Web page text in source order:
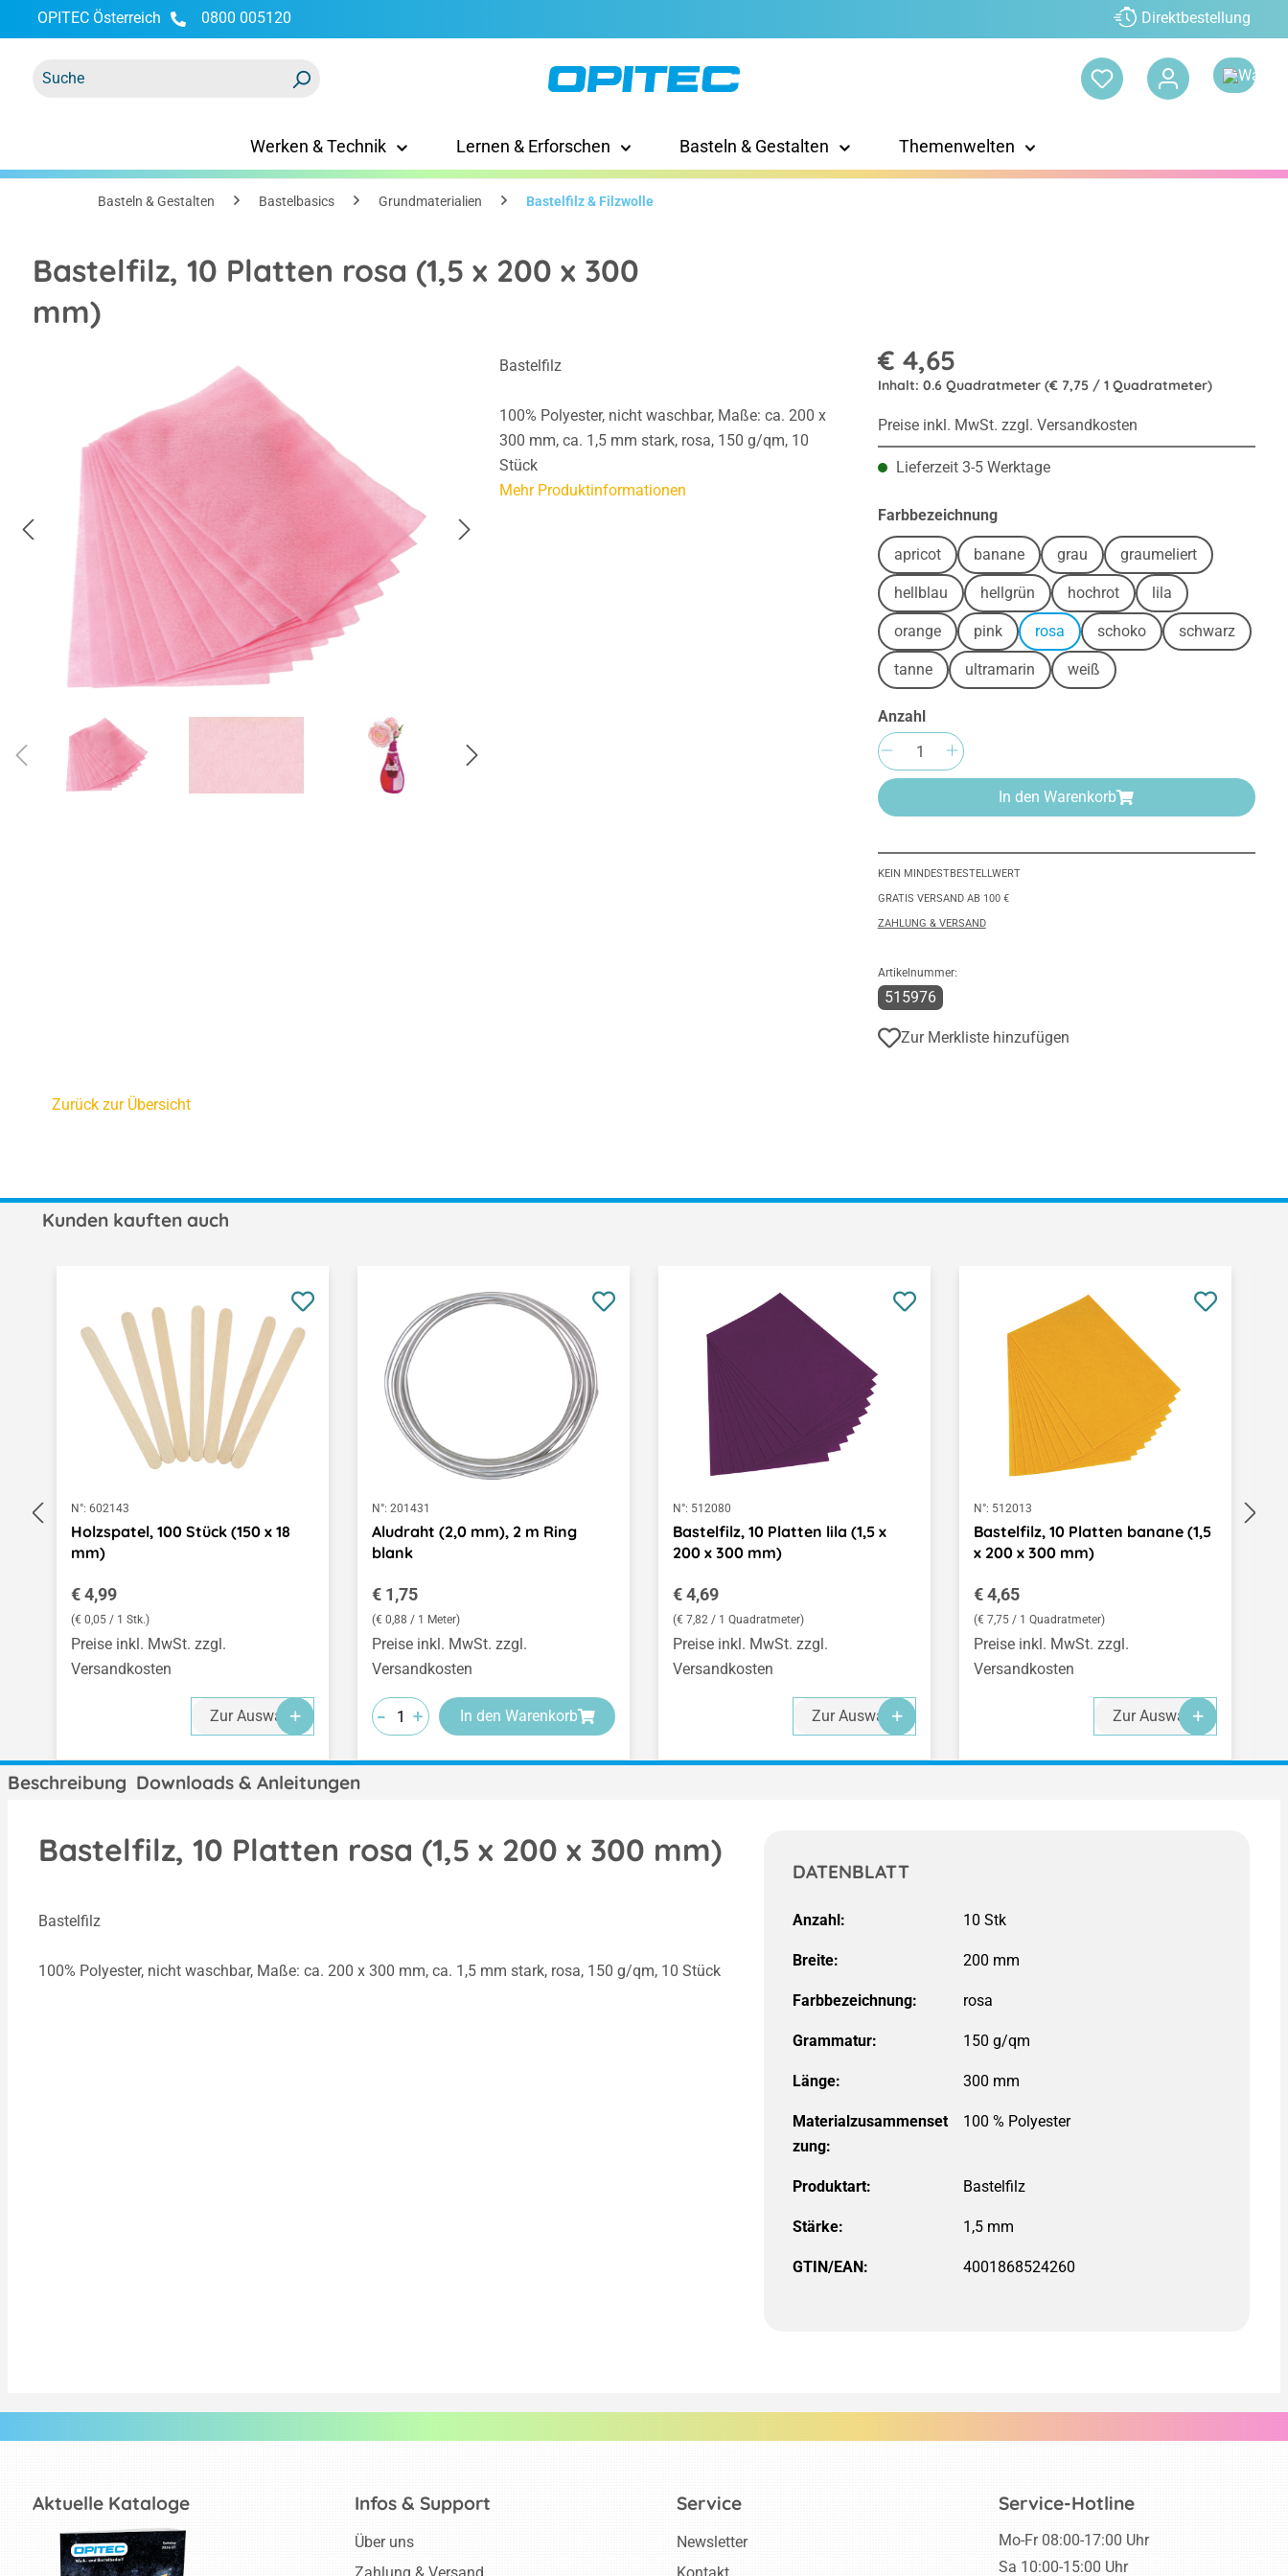
Zur Hauptnavigation springen
OPITEC Österreich 0800 005120 Direktbestellung
Werken & Technik Lernen & Erforschen Basteln & Gestalten Themenwelten
Basteln & Gestalten Bastelbasics Grundmaterialien Bastelfilz & Filzwolle
Bastelfilz, 10 Platten rosa (1,5 x 200 x 300
mm)
Bastelfilz
100% Polyester, nicht waschbar, Maße: ca. 200 x
300 mm, ca. 1,5 mm stark, rosa, 150 g/qm, 10
Stück
Mehr Produktinformationen
€ 4,65
Inhalt: 0.6 Quadratmeter (€ 7,75 / 1 Quadratmeter)
Preise inkl. MwSt. zzgl. Versandkosten
Lieferzeit 3-5 Werktage
Farbbezeichnungauswählen
apricot banane grau graumeliert
hellblau hellgrün hochrot lila
orange pink rosa schoko schwarz
tanne ultramarin weiß
Anzahl
Produkt Anzahl: Gib den gewünschten
In den Warenkorb
KEIN MINDESTBESTELLWERT
GRATIS VERSAND AB 100 €
ZAHLUNG & VERSAND
Artikelnummer:
515976
Zur Merkliste hinzufügen
Zurück zur Übersicht
Kunden kauften auch
N°: 602143
Holzspatel, 100 Stück (150 x 18
mm)
Regulärer Preis:
€ 4,99
(€ 0,05 / 1 Stk.)
Preise inkl. MwSt. zzgl.
Versandkosten
Zur Auswahl
N°: 201431
Aludraht (2,0 mm), 2 m Ring
blank
Regulärer Preis:
€ 1,75
(€ 0,88 / 1 Meter)
Preise inkl. MwSt. zzgl.
Versandkosten
-
-
- +
+
+ In den Warenkorb
N°: 512080
Bastelfilz, 10 Platten lila (1,5 x
200 x 300 mm)
Regulärer Preis:
€ 4,69
(€ 7,82 / 1 Quadratmeter)
Preise inkl. MwSt. zzgl.
Versandkosten
Zur Auswahl
N°: 512013
Bastelfilz, 10 Platten banane (1,5
x 200 x 300 mm)
Regulärer Preis:
€ 4,65
(€ 7,75 / 1 Quadratmeter)
Preise inkl. MwSt. zzgl.
Versandkosten
Zur Auswahl
Beschreibung Downloads & Anleitungen
Bastelfilz, 10 Platten rosa (1,5 x 200 x 300 mm)
Bastelfilz
100% Polyester, nicht waschbar, Maße: ca. 200 x 300 mm, ca. 1,5 mm stark, rosa, 150 g/qm, 10 Stück
DATENBLATT
Anzahl:
Breite:
Farbbezeichnung:
Grammatur: 150 g/qm
Länge:
Materialzusammenset
zung:
100 % Polyester
Produktart:
Stärke:
GTIN/EAN: 4001868524260
Aktuelle Kataloge Service-Hotline
Mo-Fr 08:00-17:00 Uhr
Sa 10:00-15:00 Uhr
Infos & Support
Über uns
Service
Newsletter